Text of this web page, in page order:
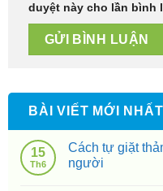
duyệt này cho lần bình
BÀI VIẾT MỚI NHẤT
15
Th6
Cách tự giặt
người